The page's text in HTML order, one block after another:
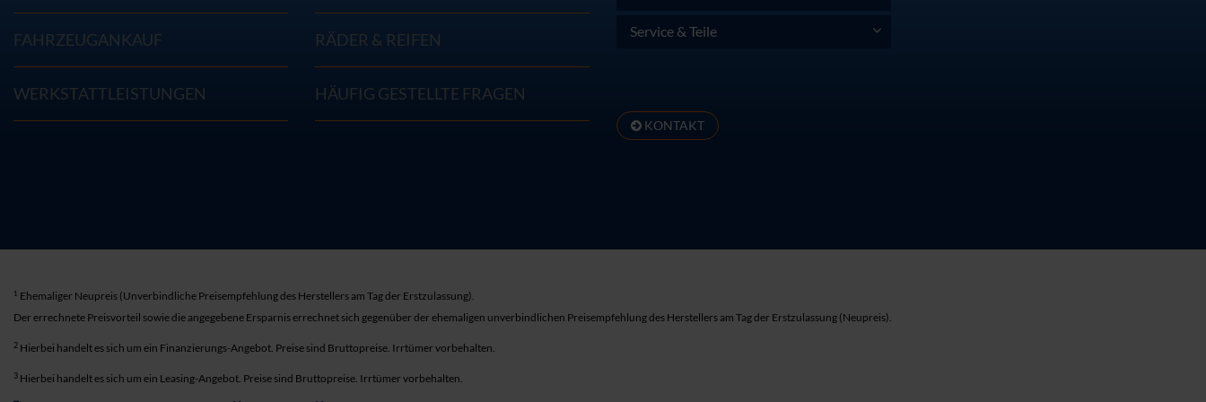
FAHRZEUGANKAUF
WERKSTATTLEISTUNGEN
RÄDER & REIFEN
HÄUFIG GESTELLTE FRAGEN
Service & Teile
KONTAKT
1 Ehemaliger Neupreis (Unverbindliche Preisempfehlung des Herstellers am Tag der Erstzulassung).
Der errechnete Preisvorteil sowie die angegebene Ersparnis errechnet sich gegenüber der ehemaligen unverbindlichen Preisempfehlung des Herstellers am Tag der Erstzulassung (Neupreis).
2 Hierbei handelt es sich um ein Finanzierungs-Angebot. Preise sind Bruttopreise. Irrtümer vorbehalten.
3 Hierbei handelt es sich um ein Leasing-Angebot. Preise sind Bruttopreise. Irrtümer vorbehalten.